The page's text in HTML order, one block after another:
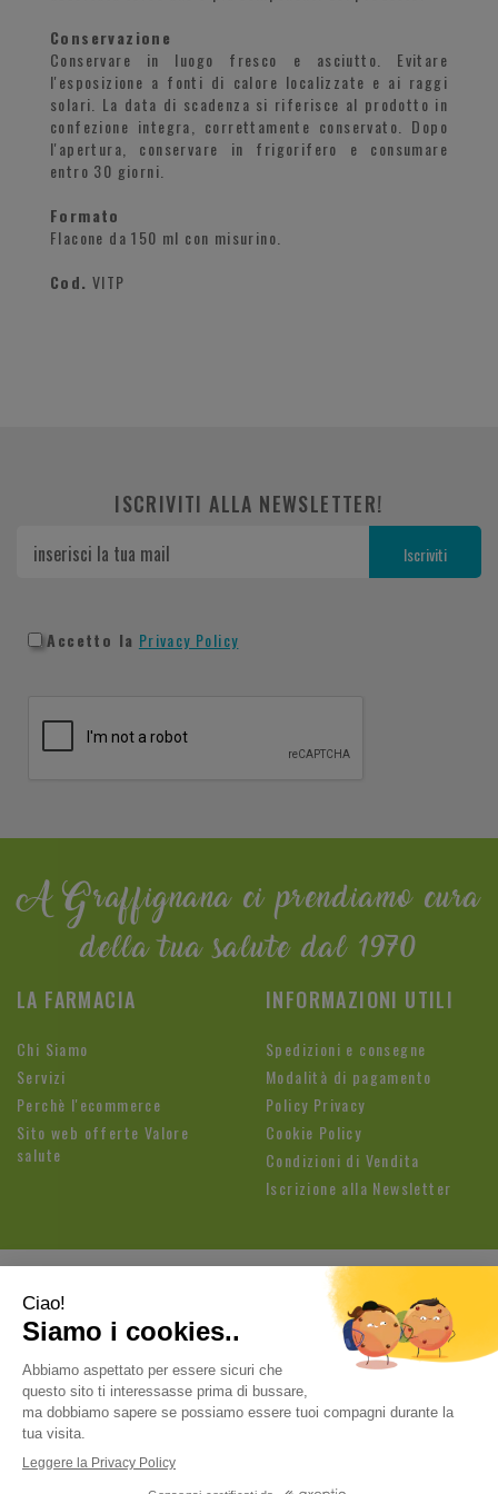
Conservazione
Conservare in luogo fresco e asciutto. Evitare
l'esposizione a fonti di calore localizzate e ai raggi
solari. La data di scadenza si riferisce al prodotto in
confezione integra, correttamente conservato. Dopo
l'apertura, conservare in frigorifero e consumare
entro 30 giorni.
Formato
Flacone da 150 ml con misurino.
Cod. VITP
ISCRIVITI ALLA NEWSLETTER!
Accetto la Privacy Policy
A Graffignana ci prendiamo cura
della tua salute dal 1970
LA FARMACIA
Chi Siamo
Servizi
Perchè l'ecommerce
Sito web offerte Valore
salute
INFORMAZIONI UTILI
Spedizioni e consegne
Modalità di pagamento
Policy Privacy
Cookie Policy
Condizioni di Vendita
Iscrizione alla Newsletter
Farmacia Fioroni di Brandolese Paolo
Cavallotti, 3 26813 Graffignana (LO) | Tel.: